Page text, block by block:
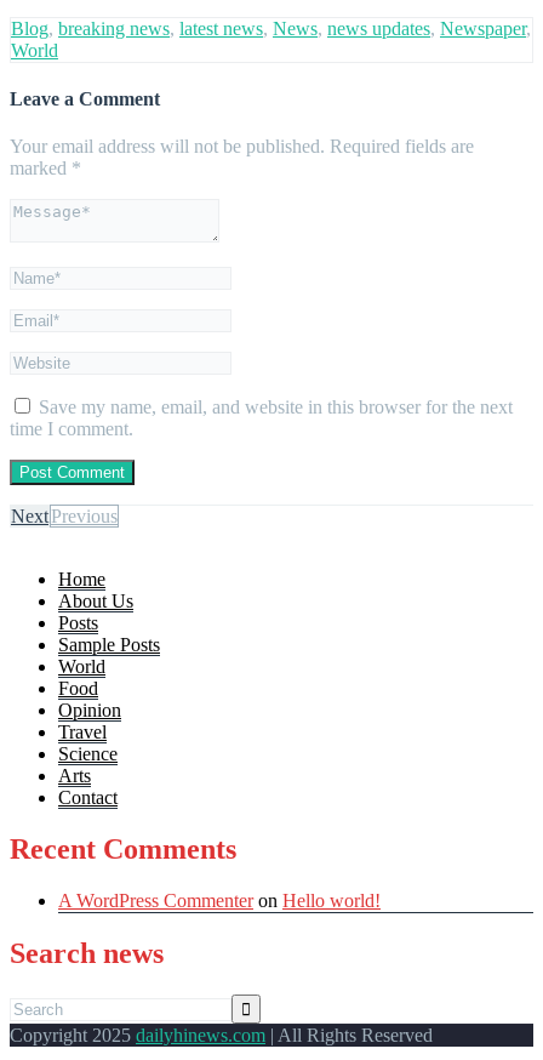
Blog, breaking news, latest news, News, news updates, Newspaper,
World
Leave a Comment
Your email address will not be published. Required fields are
marked *
Save my name, email, and website in this browser for the next
time I comment.
NextPrevious
Home
About Us
Posts
Sample Posts
World
Food
Opinion
Travel
Science
Arts
Contact
Recent Comments
A WordPress Commenteron Hello world!
Search news
Copyright 2025 dailyhinews.com | All Rights Reserved